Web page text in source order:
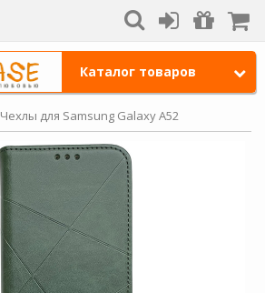
Каталог товаров
Чехлы для Samsung Galaxy A52